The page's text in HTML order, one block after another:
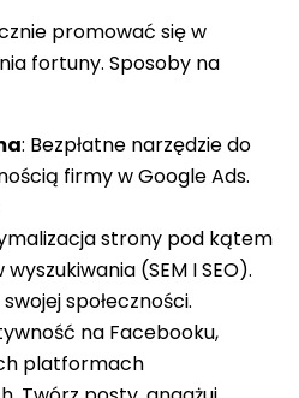
promować się w
fortuny. Sposoby na
: Bezpłatne narzędzie do
firmy w Google Ads.
strony pod kątem
(SEM I SEO).
społeczności.
na Facebooku,
platformach